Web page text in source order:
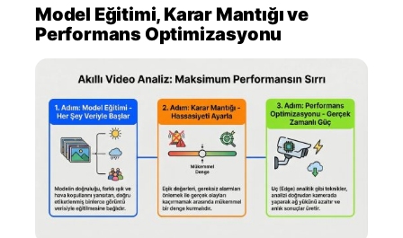
Model Eğitimi, Karar Mantığı ve
Performans Optimizasyonu